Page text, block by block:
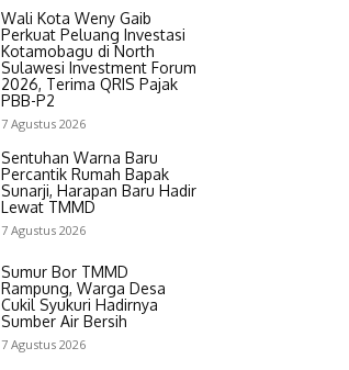
Wali Kota Weny Gaib
Perkuat Peluang Investasi
Kotamobagu di North
Sulawesi Investment Forum
2026, Terima QRIS Pajak
PBB-P2
7 Agustus 2026
Sentuhan Warna Baru
Percantik Rumah Bapak
Sunarji, Harapan Baru Hadir
Lewat TMMD
7 Agustus 2026
Sumur Bor TMMD
Rampung, Warga Desa
Cukil Syukuri Hadirnya
Sumber Air Bersih
7 Agustus 2026